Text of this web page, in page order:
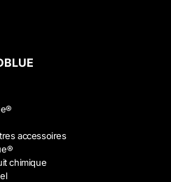
accessoires
chimique